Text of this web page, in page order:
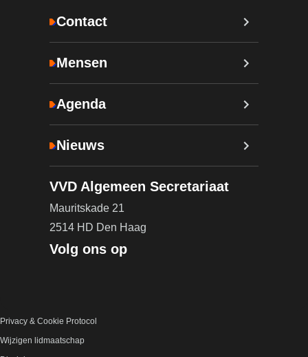
Contact
Mensen
Agenda
Nieuws
VVD Algemeen Secretariaat
Mauritskade 21
2514 HD Den Haag
Volg ons op
Privacy & Cookie Protocol
Wijzigen lidmaatschap